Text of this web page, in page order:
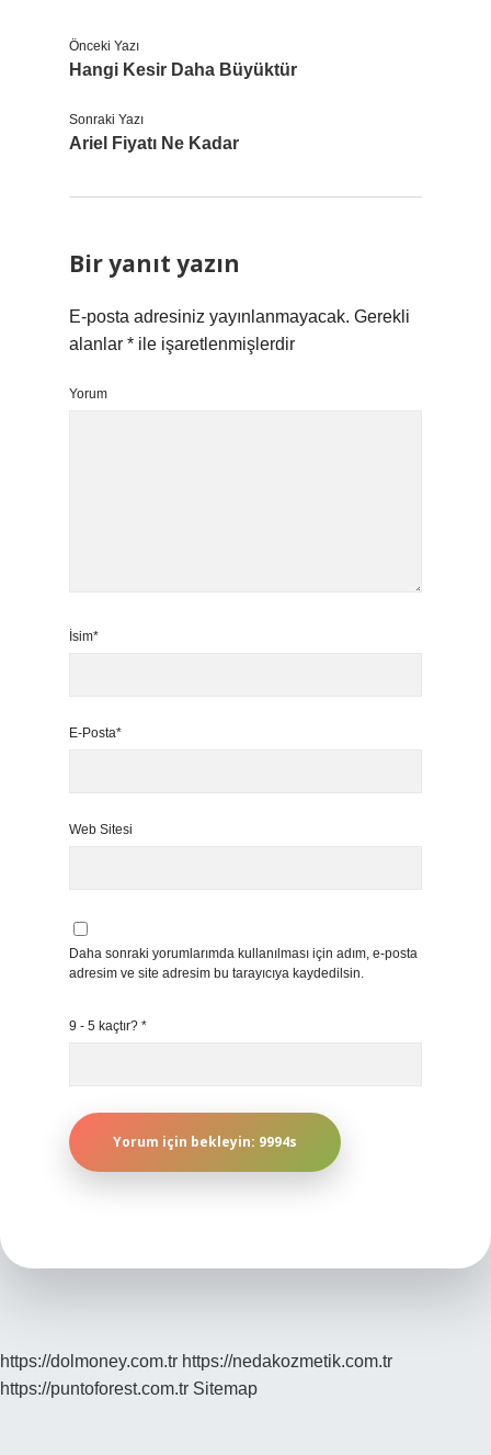
Önceki Yazı
Hangi Kesir Daha Büyüktür
Sonraki Yazı
Ariel Fiyatı Ne Kadar
Bir yanıt yazın
E-posta adresiniz yayınlanmayacak. Gerekli
alanlar * ile işaretlenmişlerdir
Yorum
İsim*
E-Posta*
Web Sitesi
Daha sonraki yorumlarımda kullanılması için adım, e-posta
adresim ve site adresim bu tarayıcıya kaydedilsin.
9 - 5 kaçtır? *
https://dolmoney.com.tr https://nedakozmetik.com.tr
https://puntoforest.com.tr Sitemap